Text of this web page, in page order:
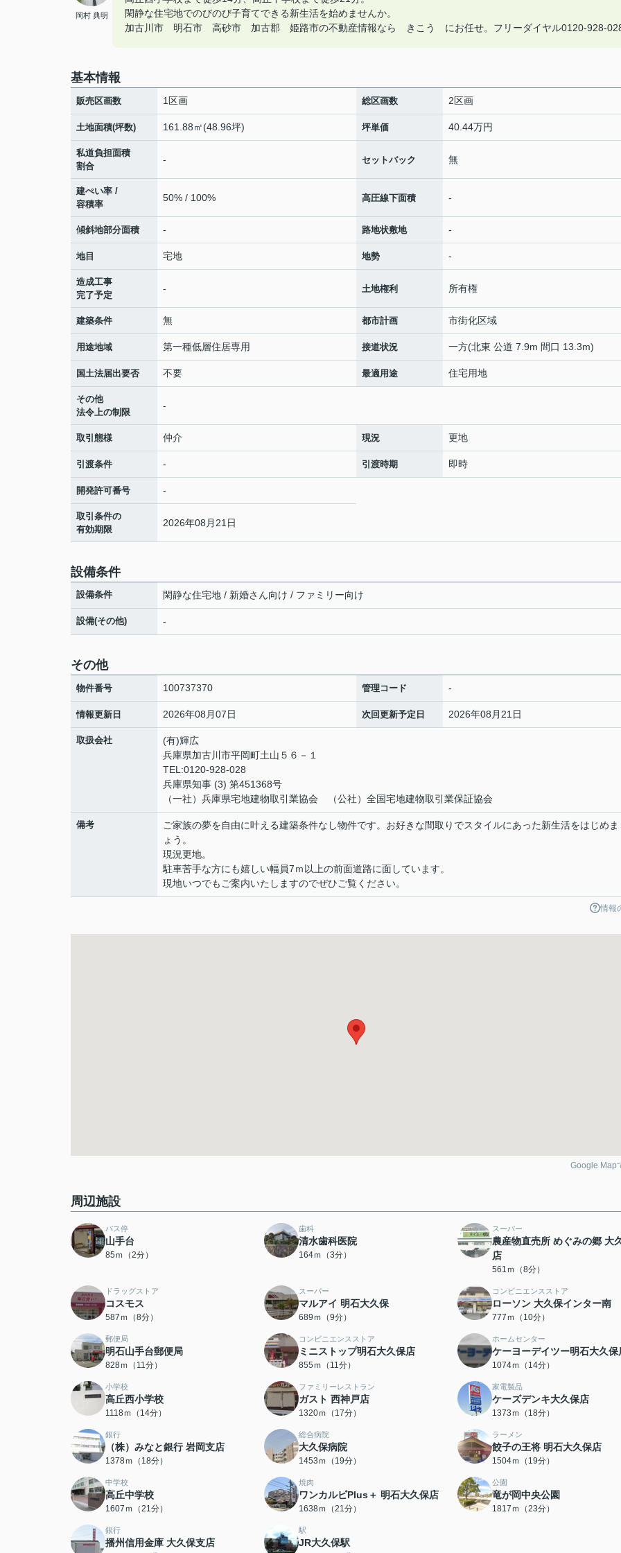
岡村 典明
閑静な住宅地でのびのび子育てできる新生活を始めませんか。
加古川市 明石市 高砂市 加古郡 姫路市の不動産情報なら きこう にお任せ。フリーダイヤル0120-928-
基本情報
販売区画数 1区画 総区画数 2区画
土地面積(坪数) 161.88㎡(48.96坪) 坪単価 40.44万円
私道負担面積
割合
- セットバック 無
建ぺい率 /
容積率
50% / 100% 高圧線下面積 -
傾斜地部分面積 - 路地状敷地 -
地目 宅地 地勢 -
造成工事
完了予定
- 土地権利 所有権
建築条件 無 都市計画 市街化区域
用途地域 第一種低層住居専用 接道状況 一方(北東 公道 7.9m 間口 13.3m)
国土法届出要否 不要 最適用途 住宅用地
その他
法令上の制限
-
取引態様 仲介 現況 更地
引渡条件 - 引渡時期 即時
開発許可番号 -
取引条件の
有効期限
2026年08月21日
設備条件
設備条件 閑静な住宅地 / 新婚さん向け / ファミリー向け
設備(その他) -
その他
物件番号 100737370 管理コード -
情報更新日 2026年08月07日 次回更新予定日 2026年08月21日
取扱会社
(有)輝広
兵庫県加古川市平岡町土山５６－１
TEL:0120-928-028
兵庫県知事 (3) 第451368号
（一社）兵庫県宅地建物取引業協会 （公社）全国宅地建物取引業保証協会
備考
ご家族の夢を自由に叶える建築条件なし物件です。お好きな間取りでスタイルにあった新生活をはじめま
ょう。
現況更地。
駐車苦手な方にも嬉しい幅員7ｍ以上の前面道路に面しています。
現地いつでもご案内いたしますのでぜひご覧ください。
情報
Google Map
周辺施設
バス停
山手台
85ｍ（2分）
歯科
清水歯科医院
164ｍ（3分）
スーパー
農産物直売所 めぐみの郷 大
店
561ｍ（8分）
ドラッグストア
コスモス
587ｍ（8分）
スーパー
マルアイ 明石大久保
689ｍ（9分）
コンビニエンスストア
ローソン 大久保インター南
777ｍ（10分）
郵便局
明石山手台郵便局
828ｍ（11分）
コンビニエンスストア
ミニストップ明石大久保店
855ｍ（11分）
ホームセンター
ケーヨーデイツー明石大久保
1074ｍ（14分）
小学校
高丘西小学校
1118ｍ（14分）
ファミリーレストラン
ガスト 西神戸店
1320ｍ（17分）
家電製品
ケーズデンキ大久保店
1373ｍ（18分）
銀行
（株）みなと銀行 岩岡支店
1378ｍ（18分）
総合病院
大久保病院
1453ｍ（19分）
ラーメン
餃子の王将 明石大久保店
1504ｍ（19分）
中学校
高丘中学校
1607ｍ（21分）
焼肉
ワンカルビPlus＋ 明石大久保店
1638ｍ（21分）
公園
竜が岡中央公園
1817ｍ（23分）
銀行
播州信用金庫 大久保支店
駅
JR大久保駅